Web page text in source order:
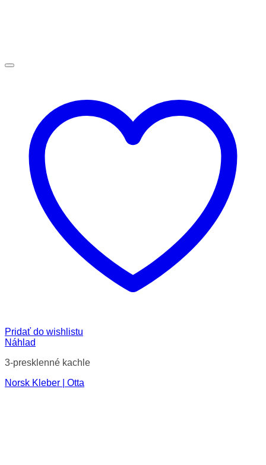
Pridať do wishlistu
Náhlad
3-presklenné kachle
Norsk Kleber | Otta